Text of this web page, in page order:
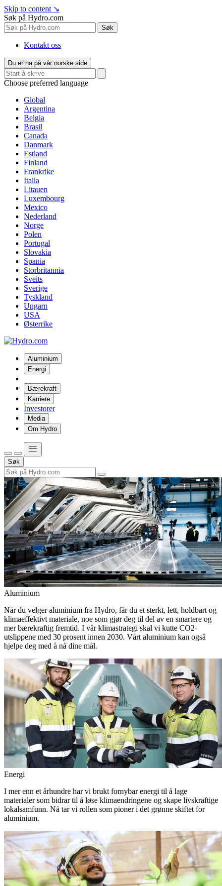
Skip to content ↘
Søk på Hydro.com
Søk
Kontakt oss
Du er nå på vår norske side
Choose preferred language
Global
Argentina
Belgia
Brasil
Canada
Danmark
Estland
Finland
Frankrike
Italia
Litauen
Luxembourg
Mexico
Nederland
Norge
Polen
Portugal
Slovakia
Spania
Storbritannia
Sveits
Sverige
Tyskland
Ungarn
USA
Østerrike
Aluminium
Energi
Bærekraft
Karriere
Investorer
Media
Om Hydro
Søk
Aluminium
Når du velger aluminium fra Hydro, får du et sterkt, lett, holdbart og
klimaeffektivt materiale, noe som gjør deg til del av en smartere og
mer bærekraftig fremtid. I vår klimastrategi skal vi kutte CO2-
utslippene med 30 prosent innen 2030. Vårt aluminium kan også
hjelpe deg med å nå dine mål.
Energi
I mer enn et århundre har vi brukt fornybar energi til å lage
materialer som bidrar til å løse klimaendringene og skape livskraftige
lokalsamfunn. Nå tar vi rollen som pioner i det grønne skiftet for
aluminium.